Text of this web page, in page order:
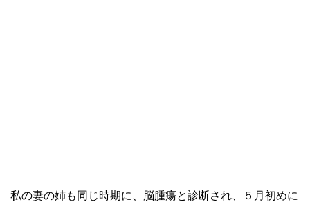
私の妻の姉も同じ時期に、脳腫瘍と診断され、５月初めに